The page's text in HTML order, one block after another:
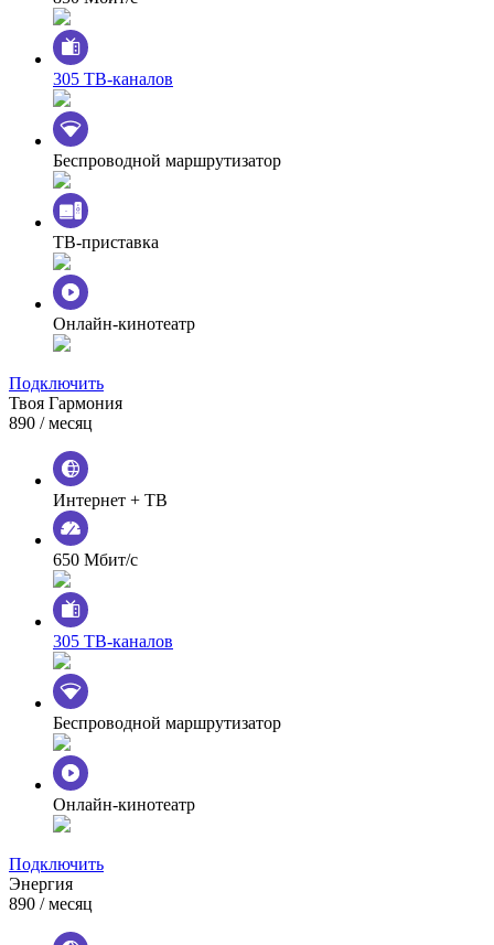
305 ТВ-каналов
Беспроводной маршрутизатор
ТВ-приставка
Онлайн-кинотеатр
Подключить
Твоя Гармония
890 / месяц
Интернет + ТВ
650 Мбит/с
305 ТВ-каналов
Беспроводной маршрутизатор
Онлайн-кинотеатр
Подключить
Энергия
890 / месяц